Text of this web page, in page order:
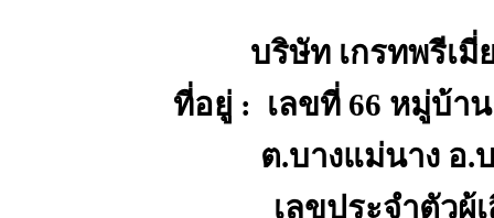
บริษัท เกรทพรีเ
ที่อยู่ : เลขที่ 66 หมู่บ้า
ต.บางแม่นาง อ.
เลขประจำตัวผู้